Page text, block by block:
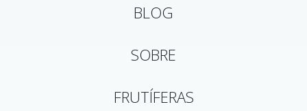
BLOG
SOBRE
FRUTÍFERAS